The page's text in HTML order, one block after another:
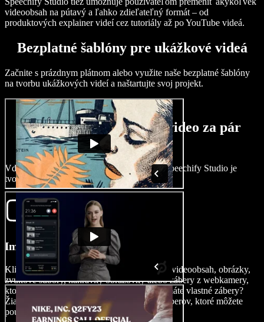
videoobsah na pútavý a ľahko zdieľateľný formát – od
produktových explainer videí cez tutoriály až po YouTube videá.
Bezplatné šablóny pre ukážkové videá
Začnite s prázdnym plátnom alebo využite naše bezplatné šablóny
na tvorbu ukážkových videí a naštartujte svoj projekt.
Ako vytvoriť ukážkové video za pár
minút
Vďaka intuitívnym editačným nástrojom v Speechify Studio je
tvorba ukážkového videa otázkou chvíľky.
Importujte svoje video
Kliknite na Obrázky/Videá a importujte svoj videoobsah, obrázky,
zvukové súbory, nahrávky obrazovky alebo zábery z webkamery,
ktoré využijete pri prezentácii produktu. Nemáte vlastné zábery?
Žiadny problém. Prezrite si našu knižnicu záberov, ktoré môžete
použiť na osobné aj komerčné projekty.